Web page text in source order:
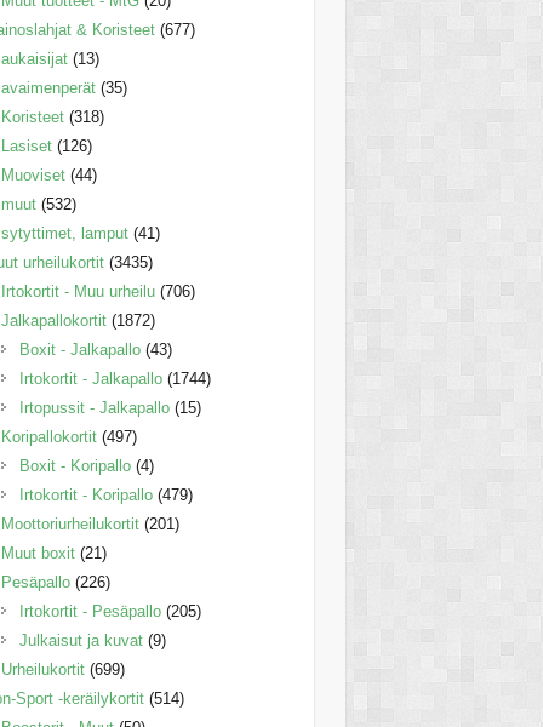
& Koristeet (677)
aukaisijat (13)
avaimenperät (35)
Koristeet (318)
Lasiset (126)
Muoviset (44)
muut (532)
sytyttimet, lamput (41)
urheilukortit (3435)
Irtokortit - Muu urheilu (706)
Jalkapallokortit (1872)
Boxit - Jalkapallo (43)
Irtokortit - Jalkapallo (1744)
Irtopussit - Jalkapallo (15)
Koripallokortit (497)
Boxit - Koripallo (4)
Irtokortit - Koripallo (479)
Moottoriurheilukortit (201)
Muut boxit (21)
Pesäpallo (226)
Irtokortit - Pesäpallo (205)
Julkaisut ja kuvat (9)
Urheilukortit (699)
Sport -keräilykortit (514)